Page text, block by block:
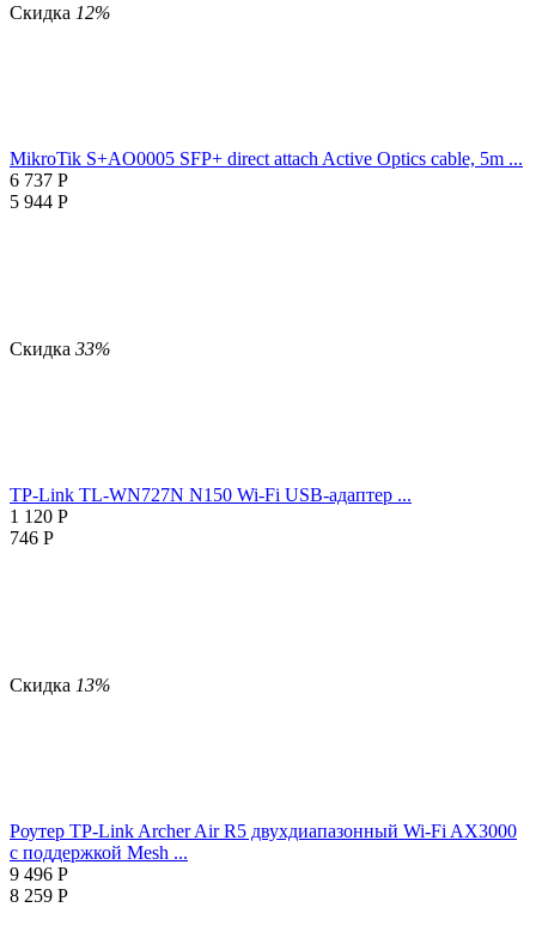
Скидка 12%
MikroTik S+AO0005 SFP+ direct attach Active Optics cable, 5m ...
6 737 Р
5 944 Р
Скидка 33%
TP-Link TL-WN727N N150 Wi-Fi USB-адаптер ...
1 120 Р
746 Р
Скидка 13%
Роутер TP-Link Archer Air R5 двухдиапазонный Wi-Fi AX3000
с поддержкой Mesh ...
9 496 Р
8 259 Р